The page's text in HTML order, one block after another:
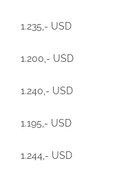
1.235,- USD
1.200,- USD
1.240,- USD
1.195,- USD
1.244,- USD